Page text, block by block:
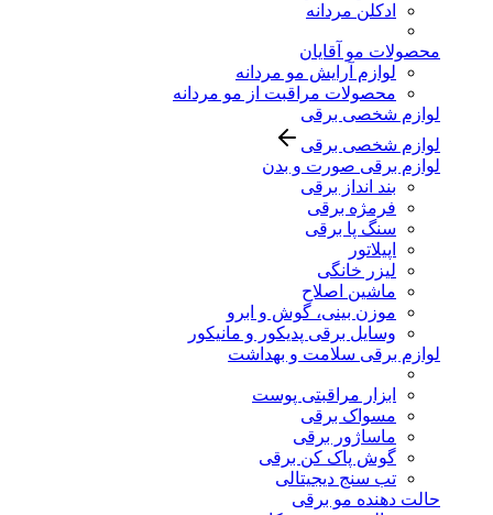
ادکلن مردانه
محصولات مو آقایان
لوازم آرایش مو مردانه
محصولات مراقبت از مو مردانه
لوازم شخصی برقی
لوازم شخصی برقی
لوازم برقی صورت و بدن
بند انداز برقی
فرمژه برقی
سنگ پا برقی
اپیلاتور
لیزر خانگی
ماشین اصلاح
موزن بینی، گوش و ابرو
وسایل برقی پدیکور و مانیکور
لوازم برقی سلامت و بهداشت
ابزار مراقبتی پوست
مسواک برقی
ماساژور برقی
گوش پاک کن برقی
تب سنج دیجیتالی
حالت دهنده مو برقی